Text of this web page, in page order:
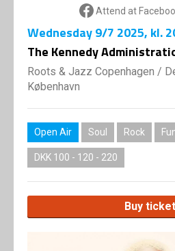
Attend at
Wednesday9/7 2025, kl.
The Kennedy
Roots & Jazz Copenhagen /
København
Open Air Soul Rock
DKK 100 - 120 - 220
Buy